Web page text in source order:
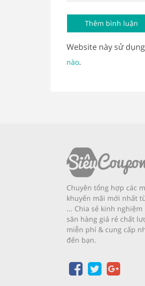
Website này sử
nào.
Chuyên tổng hợp các
khuyến mãi mới nhất
... Chia sẻ kinh
săn hàng giá rẻ chất
miễn phí & cung cấp
đến bạn.